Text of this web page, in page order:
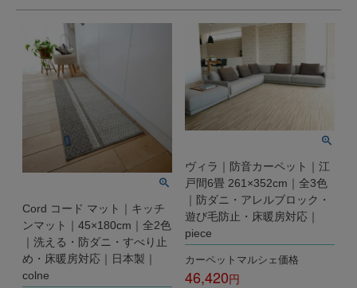
Cord コード マット｜キッチ
ンマット｜45×180cm｜全2色
｜洗える・防ダニ・すべり止
め・床暖房対応｜日本製｜
colne
ヴィラ｜防音カーペット｜江
戸間6畳 261×352cm｜全3色
｜防ダニ・アレルブロック・
遊び毛防止・床暖房対応｜
piece
カーペットマルシェ価格
46,420